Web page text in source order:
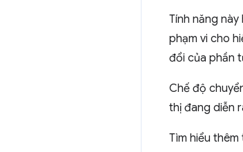
Tính năng này
phạm vi cho
đổi của phần
Chế độ
thị đang diễn
Tìm hiểu